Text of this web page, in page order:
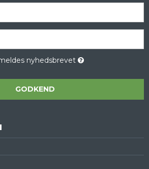
nyhedsbrevet
GODKEND